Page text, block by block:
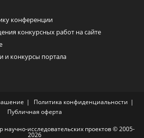
конференции
конкурсных работ на сайте
и конкурсы портала
Политика конфиденциальности
Публичная оферта
исследовательских проектов © 2005-
2026